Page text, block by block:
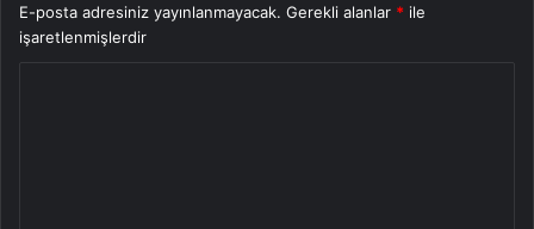
E-posta adresiniz yayınlanmayacak. Gerekli alanlar * ile
işaretlenmişlerdir